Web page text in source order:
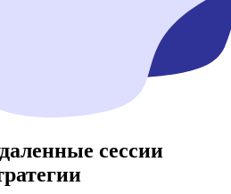
сессии